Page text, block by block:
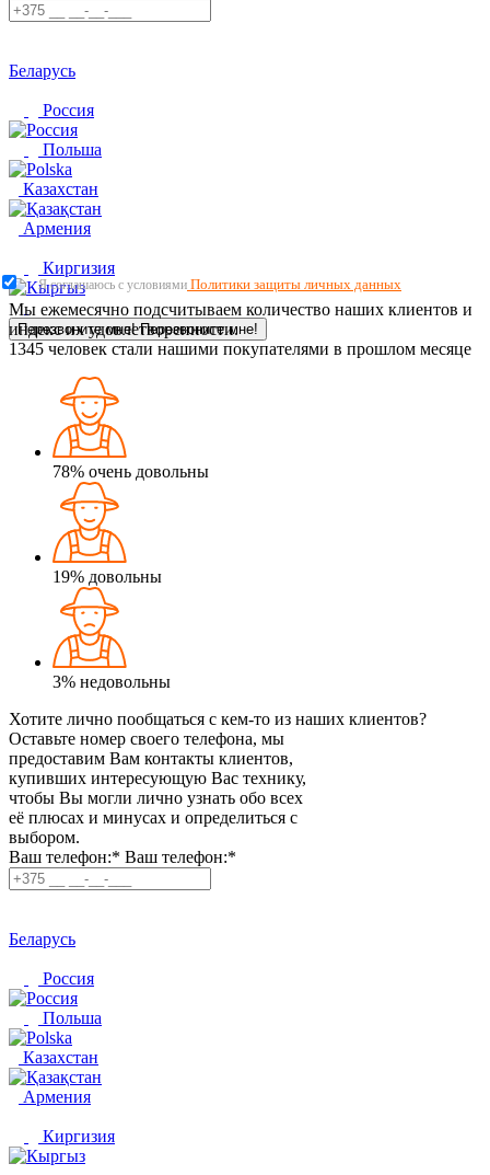
Беларусь
Россия
Польша
Казахстан
Армения
Киргизия
Перезвоните мне! Перезвоните мне!
Я соглашаюсь с условиями Политики защиты личных данных
Мы ежемесячно подсчитываем количество наших клиентов и
индекс их удовлетворенности.
1345 человек стали нашими покупателями в прошлом месяце
78% очень довольны
19% довольны
3% недовольны
Хотите лично пообщаться с кем-то из наших клиентов?
Оставьте номер своего телефона, мы
предоставим Вам контакты клиентов,
купивших интересующую Вас технику,
чтобы Вы могли лично узнать обо всех
её плюсах и минусах и определиться с
выбором.
Ваш телефон:* Ваш телефон:*
Беларусь
Россия
Польша
Казахстан
Армения
Киргизия